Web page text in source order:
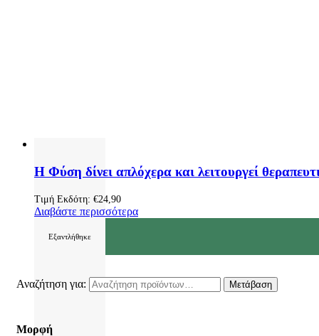
Η Φύση δίνει απλόχερα και λειτουργεί
Τιμή Εκδότη: €24,90
Διαβάστε περισσότερα
Εξαντλήθηκε
Αναζήτηση για: Μετάβαση
Μορφή